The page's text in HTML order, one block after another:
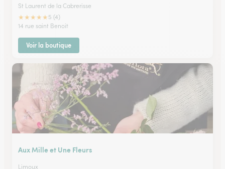
St Laurent de la Cabrerisse
★★★★★ 5 (4)
14 rue saint Benoit
Voir la boutique
Aux Mille et Une Fleurs
Limoux